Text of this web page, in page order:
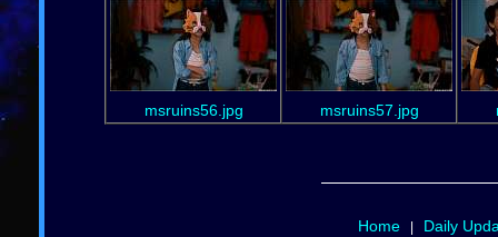
msruins56.jpg msruins57.jpg
Home| Daily